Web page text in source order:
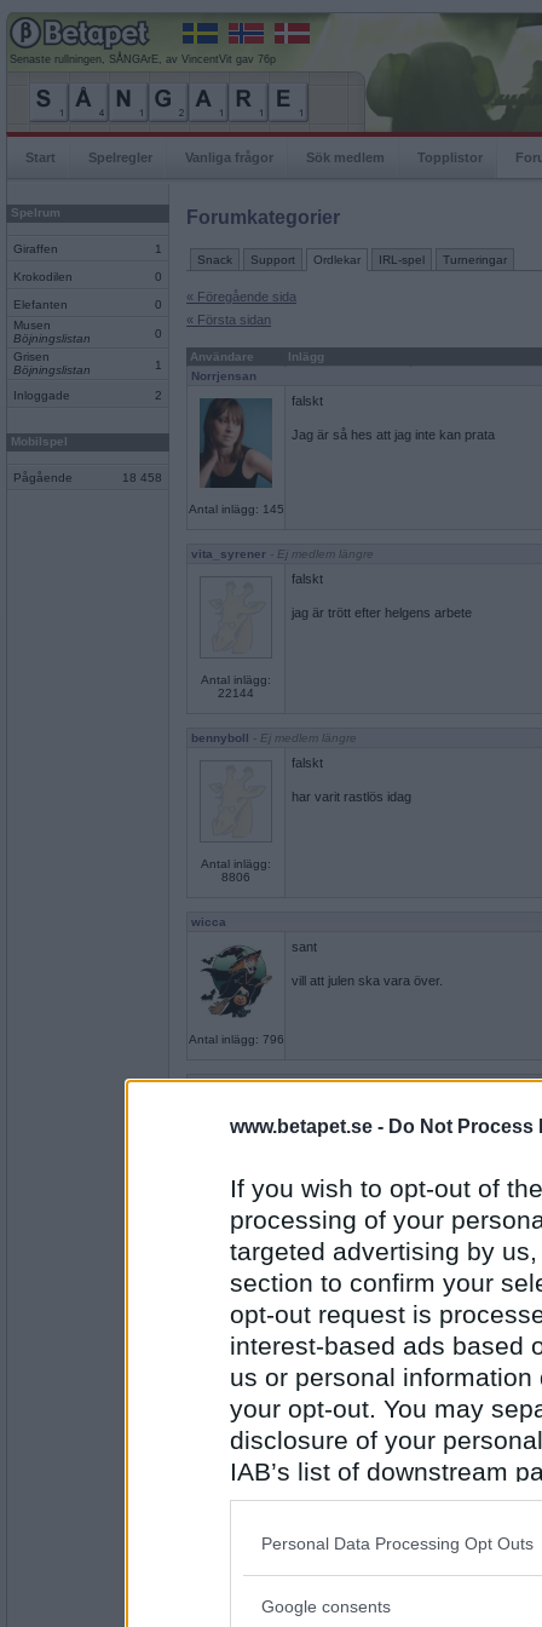
www.betapet.se - Do Not Process
If you wish to opt-out of
processing of your
targeted advertising by
section to confirm your
opt-out request is
interest-based ads based
us or personal
your opt-out. You may
disclosure of your
IAB’s list of downstream
also be disclosed by us
Downstream Participants
Please note that this
Personal Data Processing Opt Outs
Google consents
Senaste rullningen, SÅNGArE, av VincentVit gav 76p
Start Spelregler Vanliga frågor Sök medlem Topplistor
Spelrum
Giraffen 1
Krokodilen 0
Elefanten
0
Musen
Böjningslistan
0
Grisen
Böjningslistan
1
Inloggade 2
Mobilspel
Pågående 18 458
Forumkategorier
Snack Support Ordlekar IRL-spel Turneringar
« Föregående sida
« Första sidan
Användare
Inlägg
Norrjensan
Antal inlägg: 145
falskt
Jag är så hes att jag inte kan prata
vita_syrener - Ej medlem längre
Antal inlägg:
22144
falskt
jag är trött efter helgens arbete
bennyboll - Ej medlem längre
Antal inlägg:
8806
falskt
har varit rastlös idag
wicca
Antal inlägg: 796
sant
vill att julen ska vara över.
butterkaka
Antal inlägg:
4185
- Ej medlem längre
8806
Min son fyller 20 i början av januari
Antal inlägg:
Falskt - jag fyller dock år i januari, dock